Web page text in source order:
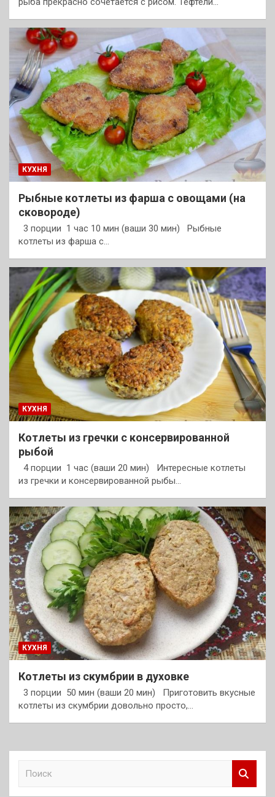
КУХНЯ
Рыбные котлеты из фарша с овощами (на
сковороде)
3 порции 1 час 10 мин (ваши 30 мин) Рыбные
котлеты из фарша с…
КУХНЯ
Котлеты из гречки с консервированной
рыбой
4 порции 1 час (ваши 20 мин) Интересные котлеты
из гречки и консервированной рыбы…
КУХНЯ
Котлеты из скумбрии в духовке
3 порции 50 мин (ваши 20 мин) Приготовить вкусные
котлеты из скумбрии довольно просто,…